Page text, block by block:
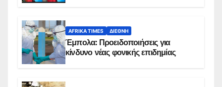
AFRIKA TIMES ΔΙΕΘΝΉ
Έμπολα: Προειδοποιήσεις για
κίνδυνο νέας φονικής επιδημίας